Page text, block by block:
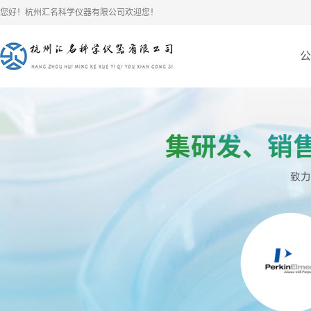
您好！杭州汇名科学仪器有限公司欢迎您！